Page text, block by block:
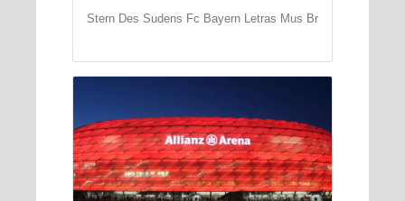
Stern Des Sudens Fc Bayern Letras Mus Br